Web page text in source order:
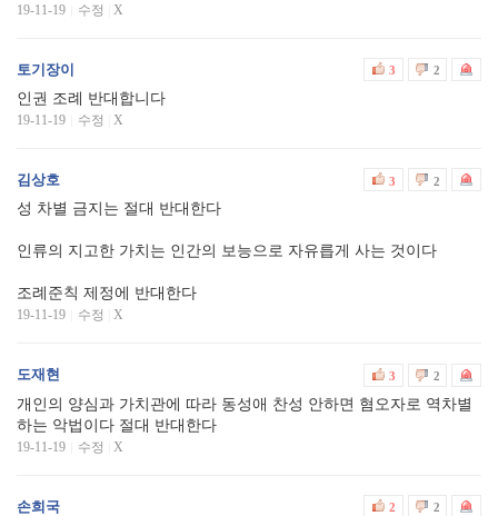
19-11-19 수정 X
토기장이 3 2
인권 조례 반대합니다
19-11-19 수정 X
김상호 3 2
성 차별 금지는 절대 반대한다
인류의 지고한 가치는 인간의 보능으로 자유릅게 사는 것이다
조례준칙 제정에 반대한다
19-11-19 수정 X
도재현 3 2
개인의 양심과 가치관에 따라 동성애 찬성 안하면 혐오자로 역차별
하는 악법이다 절대 반대한다
19-11-19 수정 X
손희국 2 2